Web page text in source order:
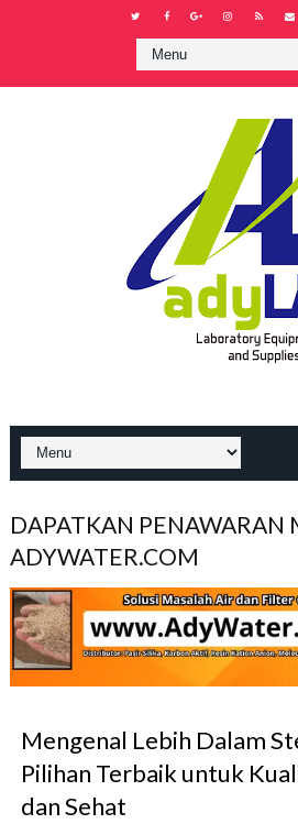
DAPATKAN PENAWARAN
ADYWATER.COM
Mengenal Lebih Dalam
Pilihan Terbaik untuk
dan Sehat